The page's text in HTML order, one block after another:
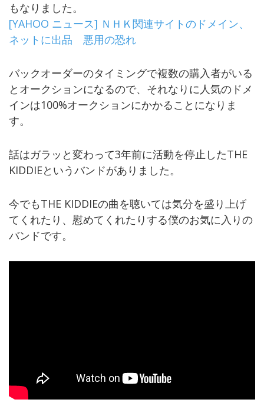
もなりました。
[YAHOO ニュース] ＮＨＫ関連サイトのドメイン、
ネットに出品 悪用の恐れ
バックオーダーのタイミングで複数の購入者がいる
とオークションになるので、それなりに人気のドメ
インは100%オークションにかかることになりま
す。
話はガラッと変わって3年前に活動を停止したTHE
KIDDIEというバンドがありました。
今でもTHE KIDDIEの曲を聴いては気分を盛り上げ
てくれたり、慰めてくれたりする僕のお気に入りの
バンドです。